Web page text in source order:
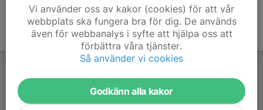
Vi använder oss av kakor (cookies) för att vår
webbplats ska fungera bra för dig. De används
även för webbanalys i syfte att hjälpa oss att
förbättra våra tjänster.
Så använder vi cookies
Godkänn alla kakor